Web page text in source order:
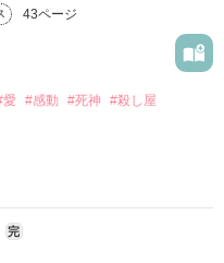
、全てフィクションで
座を巡る、血で血を洗う
々と、見えざる「亡霊」
。
者と、そして、伝説の殺し
です。
43ページ
愛 #感動 #死神
#殺し屋
完